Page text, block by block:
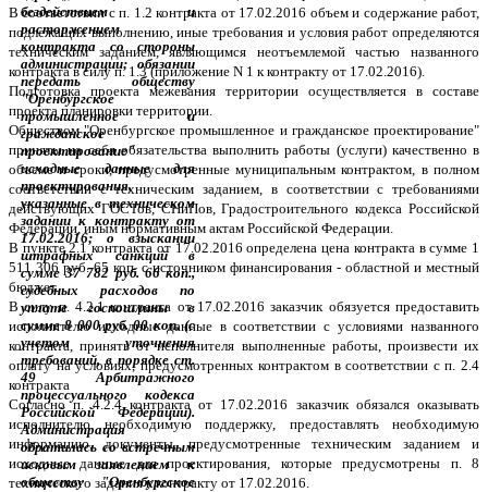
В соответствии с п. 1.2 контракта от 17.02.2016 объем и содержание работ,
подлежащих выполнению, иные требования и условия работ определяются
техническим заданием, являющимся неотъемлемой частью названного
контракта в силу п. 1.3 (приложение N 1 к контракту от 17.02.2016).
Подготовка проекта межевания территории осуществляется в составе
проекта планировки территории.
Обществом "Оренбургское промышленное и гражданское проектирование"
приняты на себя обязательства выполнить работы (услуги) качественно в
объеме и сроки, предусмотренные муниципальным контрактом, в полном
соответствии с техническим заданием, в соответствии с требованиями
действующих ГОСТов, СНиПов, Градостроительного кодекса Российской
Федерации, иным нормативным актам Российской Федерации.
В пункте 2.1 контракта от 17.02.2016 определена цена контракта в сумме 1
511 306 руб. 65 коп. с источником финансирования - областной и местный
бюджет.
В силу п. 4.2.1 контракта от 17.02.2016 заказчик обязуется предоставить
исполнителю исходные данные в соответствии с условиями названного
контракта, принять от исполнителя выполненные работы, произвести их
оплату на условиях, предусмотренных контрактом в соответствии с п. 2.4
контракта
Согласно п. 4.2.4 контракта от 17.02.2016 заказчик обязался оказывать
исполнителю необходимую поддержку, предоставлять необходимую
информацию, документы, предусмотренные техническим заданием и
исходные данные для проектирования, которые предусмотрены п. 8
технического задания к контракту от 17.02.2016.